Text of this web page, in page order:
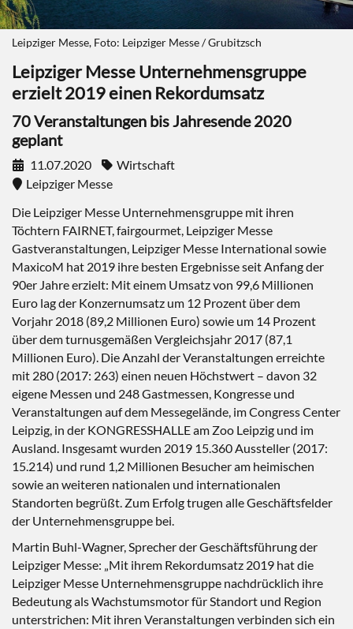
Leipziger Messe, Foto: Leipziger Messe / Grubitzsch
Leipziger Messe Unternehmensgruppe
erzielt 2019 einen Rekordumsatz
70 Veranstaltungen bis Jahresende 2020
geplant
11.07.2020
Wirtschaft
Leipziger Messe
Die Leipziger Messe Unternehmensgruppe mit ihren
Töchtern FAIRNET, fairgourmet, Leipziger Messe
Gastveranstaltungen, Leipziger Messe International sowie
MaxicoM hat 2019 ihre besten Ergebnisse seit Anfang der
90er Jahre erzielt: Mit einem Umsatz von 99,6 Millionen
Euro lag der Konzernumsatz um 12 Prozent über dem
Vorjahr 2018 (89,2 Millionen Euro) sowie um 14 Prozent
über dem turnusgemäßen Vergleichsjahr 2017 (87,1
Millionen Euro). Die Anzahl der Veranstaltungen erreichte
mit 280 (2017: 263) einen neuen Höchstwert – davon 32
eigene Messen und 248 Gastmessen, Kongresse und
Veranstaltungen auf dem Messegelände, im Congress Center
Leipzig, in der KONGRESSHALLE am Zoo Leipzig und im
Ausland. Insgesamt wurden 2019 15.360 Aussteller (2017:
15.214) und rund 1,2 Millionen Besucher am heimischen
sowie an weiteren nationalen und internationalen
Standorten begrüßt. Zum Erfolg trugen alle Geschäftsfelder
der Unternehmensgruppe bei.
Martin Buhl-Wagner, Sprecher der Geschäftsführung der
Leipziger Messe: „Mit ihrem Rekordumsatz 2019 hat die
Leipziger Messe Unternehmensgruppe nachdrücklich ihre
Bedeutung als Wachstumsmotor für Standort und Region
unterstrichen: Mit ihren Veranstaltungen verbinden sich ein